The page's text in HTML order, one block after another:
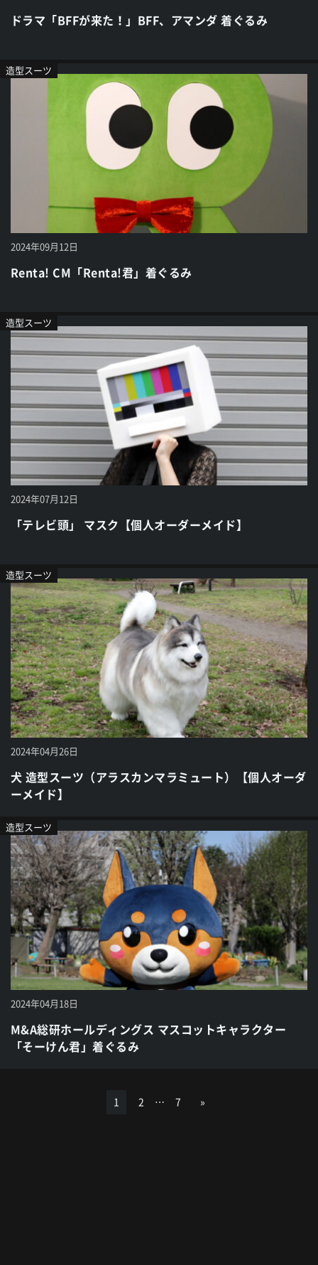
ドラマ「BFFが来た！」BFF、アマンダ 着ぐるみ
2024年09月12日
造型スーツ
Renta! CM「Renta!君」着ぐるみ
2024年07月12日
造型スーツ
「テレビ頭」 マスク【個人オーダーメイド】
2024年04月26日
造型スーツ
犬 造型スーツ（アラスカンマラミュート）【個人オーダ
ーメイド】
2024年04月18日
造型スーツ
M&A総研ホールディングス マスコットキャラクター
「そーけん君」着ぐるみ
1 2 … 7 »